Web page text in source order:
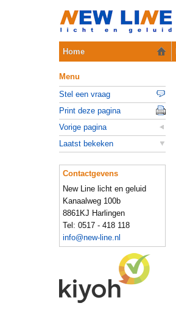
Home
Menu
Stel een vraag
Print deze pagina
Vorige pagina
Laatst bekeken
Contactgevens
New Line licht en geluid
Kanaalweg 100b
8861KJ Harlingen
Tel: 0517 - 418 118
info@new-line.nl